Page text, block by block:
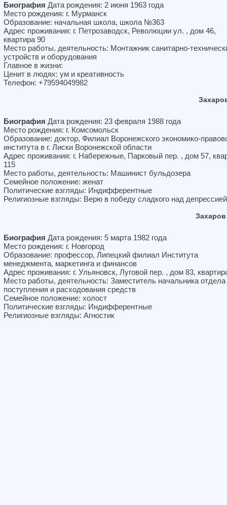
Биография Дата рождения: 2 июня 1963 года
Место рождения: г. Мурманск
Образование: начальная школа, школа №363
Адрес проживания: г. Петрозаводск, Революции ул. , дом 46,
квартира 90
Место работы, деятельность: Монтажник санитарно-
устройств и оборудования
Главное в жизни:
Ценит в людях: ум и креативность
Телефон: +79594049982
Биография Дата рождения: 23 февраля 1988 года
Место рождения: г. Комсомольск
Образование: доктор, Филиал Воронежского экономико-
института в г. Лиски Воронежской области
Адрес проживания: г. Набережные, Парковый пер. , дом 57,
115
Место работы, деятельность: Машинист бульдозера
Семейное положение: женат
Политические взгляды: Индифферентные
Религиозные взгляды: Верю в победу сладкого над
Биография Дата рождения: 5 марта 1982 года
Место рождения: г. Новгород
Образование: профессор, Липецкий филиал Института
менеджмента, маркетинга и финансов
Адрес проживания: г. Ульяновск, Луговой пер. , дом 83,
Место работы, деятельность: Заместитель начальника отдела
поступления и расходования средств
Семейное положение: холост
Политические взгляды: Индифферентные
Религиозные взгляды: Агностик